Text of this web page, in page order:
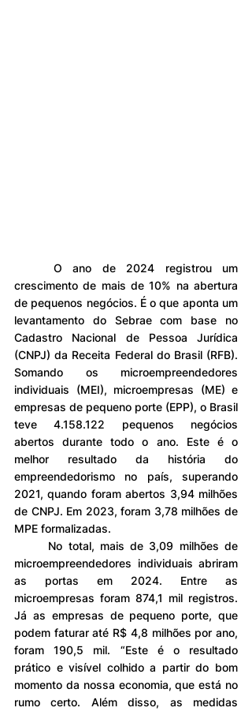
crescimento de mais de 10% na abertura
de pequenos negócios. É o que aponta um
levantamento do Sebrae com base no
Cadastro Nacional de Pessoa Jurídica
(CNPJ) da Receita Federal do Brasil (RFB).
Somando os microempreendedores
individuais (MEI), microempresas (ME) e
empresas de pequeno porte (EPP), o Brasil
teve 4.158.122 pequenos negócios
abertos durante todo o ano. Este é o
melhor resultado da história do
empreendedorismo no país, superando
2021, quando foram abertos 3,94 milhões
de CNPJ. Em 2023, foram 3,78 milhões de
MPE formalizadas.
microempreendedores individuais abriram
as portas em 2024. Entre as
microempresas foram 874,1 mil registros.
Já as empresas de pequeno porte, que
podem faturar até R$ 4,8 milhões por ano,
foram 190,5 mil. “Este é o resultado
prático e visível colhido a partir do bom
momento da nossa economia, que está no
rumo certo. Além disso, as medidas